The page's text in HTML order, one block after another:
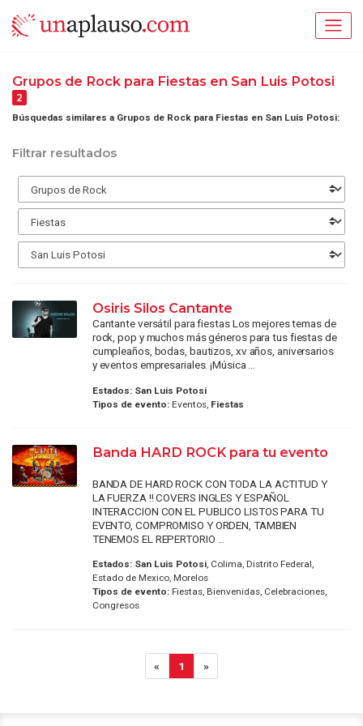
Grupos de Rock para Fiestas en San Luis Potosi
2
Búsquedas similares a Grupos de Rock para Fiestas en San Luis Potosi:
Filtrar resultados
Osiris Silos Cantante
Cantante versátil para fiestas Los mejores temas de
rock, pop y muchos más géneros para tus fiestas de
cumpleaños, bodas, bautizos, xv años, aniversarios
y eventos empresariales. ¡Música ...
Estados: San Luis Potosi
Tipos de evento:Eventos, Fiestas
Banda HARD ROCK para tu evento
BANDA DE HARD ROCK CON TODA LA ACTITUD Y
LA FUERZA !! COVERS INGLES Y ESPAÑOL
INTERACCION CON EL PUBLICO LISTOS PARA TU
EVENTO, COMPROMISO Y ORDEN, TAMBIEN
TENEMOS EL REPERTORIO ...
Estados: San Luis Potosi, Colima, Distrito Federal,
Estado de Mexico, Morelos
Tipos de evento:Fiestas, Bienvenidas, Celebraciones,
Congresos
« 1 »